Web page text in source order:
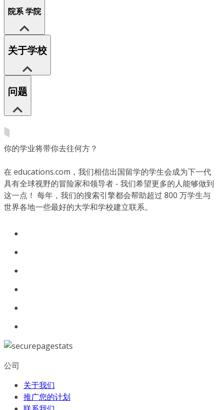
院系 学院
关于学校
问题
你的学业将带你去往何方？
在 educations.com，我们相信出国留学的学生会成为下一代
具有全球视野的冒险家和领导者 - 我们希望更多的人能够做到
这一点！ 每年，我们的搜索引擎都会帮助超过 800 万学生与
世界各地一些最好的大学和学校建立联系。
公司
关于我们
推广您的计划